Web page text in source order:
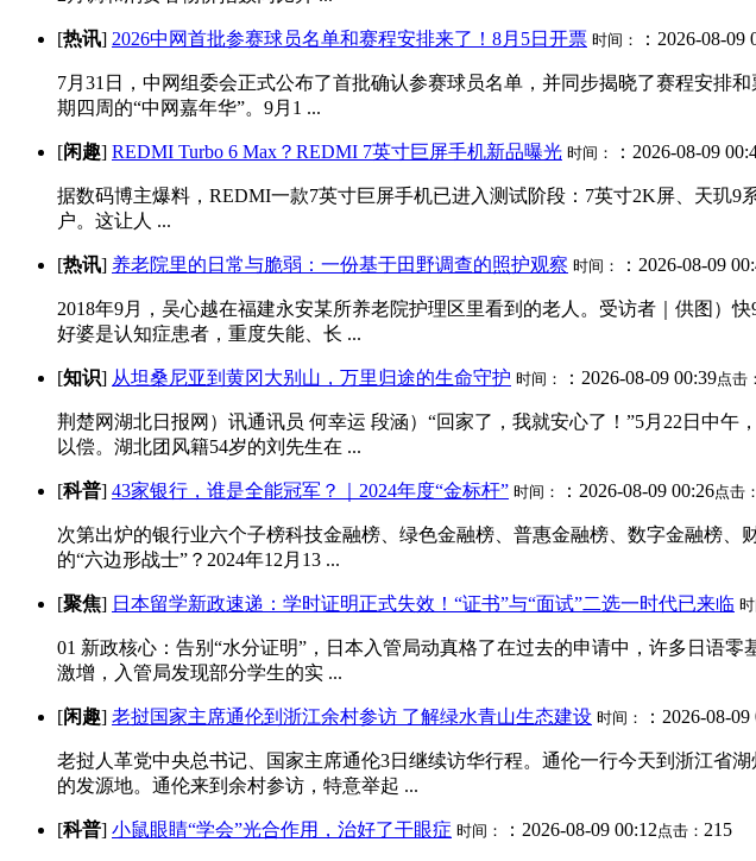
[热讯] 2026中网首批参赛球员名单和赛程安排来了！8月5日开票 时间： ：2026-08-09
7月31日，中网组委会正式公布了首批确认参赛球员名单，并同步揭晓了赛程安排
期四周的“中网嘉年华”。9月1 ...
[闲趣] REDMI Turbo 6 Max？REDMI 7英寸巨屏手机新品曝光 时间： ：2026-08-09
据数码博主爆料，REDMI一款7英寸巨屏手机已进入测试阶段：7英寸2K屏、天玑9
户。这让人 ...
[热讯] 养老院里的日常与脆弱：一份基于田野调查的照护观察 时间： ：2026-08-09
2018年9月，吴心越在福建永安某所养老院护理区里看到的老人。受访者｜供图）
好婆是认知症患者，重度失能、长 ...
[知识] 从坦桑尼亚到黄冈大别山，万里归途的生命守护 时间： ：2026-08-09 00:39点击：
荆楚网湖北日报网）讯通讯员 何幸运 段涵）“回家了，我就安心了！”5月22日中
以偿。湖北团风籍54岁的刘先生在 ...
[科普] 43家银行，谁是全能冠军？｜2024年度“金标杆” 时间： ：2026-08-09 00:26点击：
次第出炉的银行业六个子榜科技金融榜、绿色金融榜、普惠金融榜、数字金融榜
的“六边形战士”？2024年12月13 ...
[聚焦] 日本留学新政速递：学时证明正式失效！“证书”与“面试”二选一时代已来临
01 新政核心：告别“水分证明”，日本入管局动真格了在过去的申请中，许多日语
激增，入管局发现部分学生的实 ...
[闲趣] 老挝国家主席通伦到浙江余村参访 了解绿水青山生态建设 时间： ：2026-08-09
老挝人革党中央总书记、国家主席通伦3日继续访华行程。通伦一行今天到浙江省
的发源地。通伦来到余村参访，特意举起 ...
[科普] 小鼠眼睛“学会”光合作用，治好了干眼症 时间： ：2026-08-09 00:12 点击： 215